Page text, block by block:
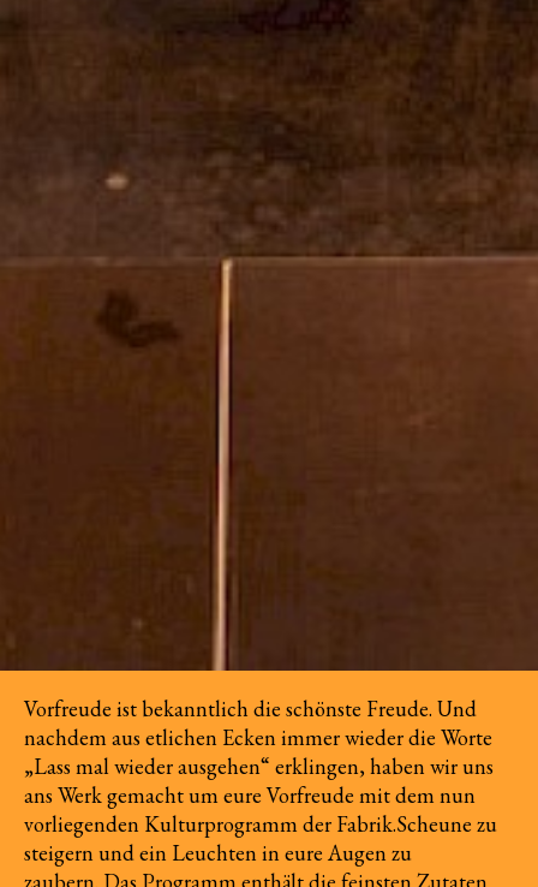
Vorfreude ist bekanntlich die schönste Freude. Und
nachdem aus etlichen Ecken immer wieder die Worte
„Lass mal wieder ausgehen“ erklingen, haben wir uns
ans Werk gemacht um eure Vorfreude mit dem nun
vorliegenden Kulturprogramm der Fabrik.Scheune zu
steigern und ein Leuchten in eure Augen zu